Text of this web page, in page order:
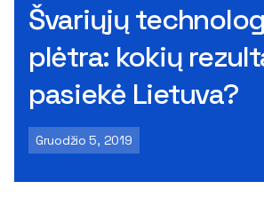
Švariųjų
plėtra: kokių
pasiekė Lietuva?
Gruodžio 5, 2019